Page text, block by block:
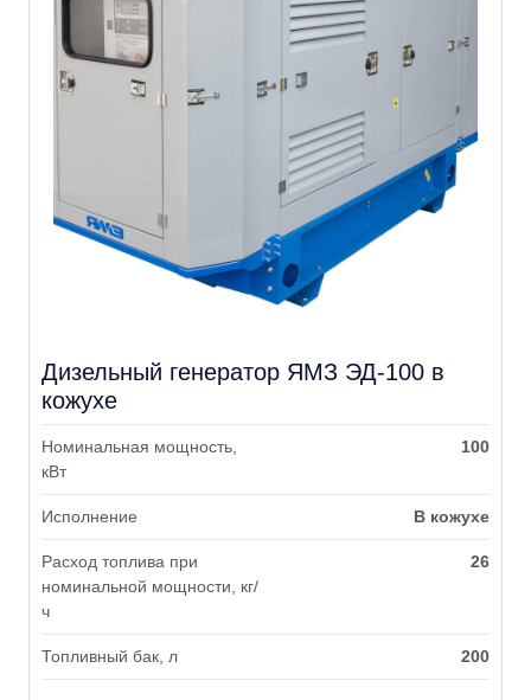
Дизельный генератор ЯМЗ ЭД-100 в
кожухе
Номинальная мощность,
кВт
100
Исполнение В кожухе
Расход топлива при
номинальной мощности, кг/
ч
26
Топливный бак, л 200